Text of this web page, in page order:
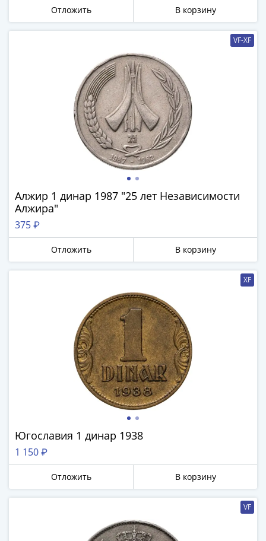
Отложить В корзину
VF-XF
Алжир 1 динар 1987 "25 лет Независимости
Алжира"
375 ₽
Отложить В корзину
XF
Югославия 1 динар 1938
1 150 ₽
Отложить В корзину
VF